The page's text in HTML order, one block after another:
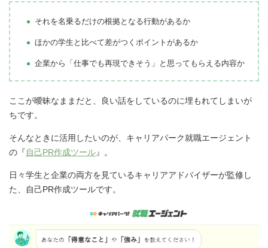
それを名乗るだけの根拠となる行動があるか
ほかの学生と比べて差がつくポイントがあるか
企業から「仕事でも再現できそう」と思ってもらえる内容か
ここが曖昧なままだと、良い話をしているのに埋もれてしまいが
ちです。
そんなときに活用したいのが、キャリアパーク就職エージェント
の『自己PR作成ツール』。
日々学生と企業の両方を見ているキャリアアドバイザーが監修し
た、自己PR作成ツールです。